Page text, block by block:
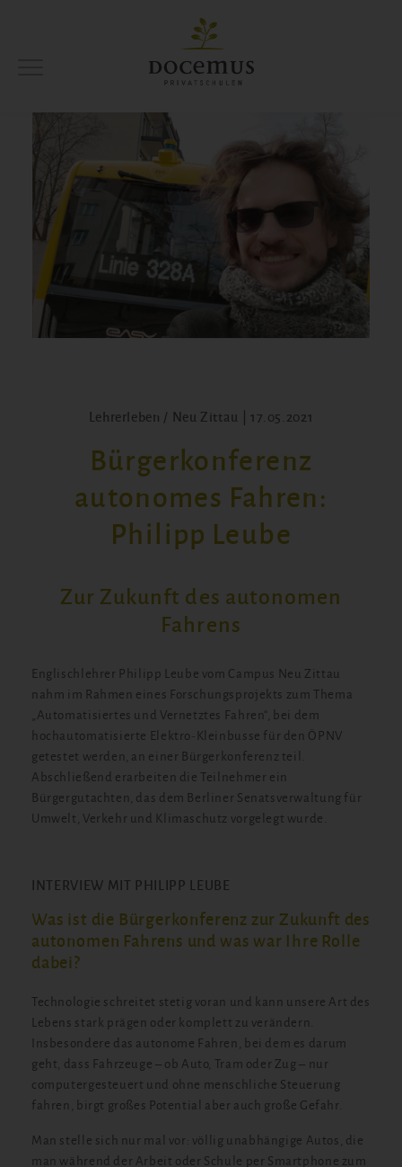
Lehrerleben / Neu Zittau | 17.05.2021
Bürgerkonferenz
autonomes Fahren:
Philipp Leube
Zur Zukunft des autonomen
Fahrens
Englischlehrer Philipp Leube vom Campus Neu Zittau
nahm im Rahmen eines Forschungsprojekts zum Thema
„Automatisiertes und Vernetztes Fahren“, bei dem
hochautomatisierte Elektro-Kleinbusse für den ÖPNV
getestet werden, an einer Bürgerkonferenz teil.
Abschließend erarbeiten die Teilnehmer ein
Bürgergutachten, das dem Berliner Senatsverwaltung für
Umwelt, Verkehr und Klimaschutz vorgelegt wurde.
INTERVIEW MIT PHILIPP LEUBE
Was ist die Bürgerkonferenz zur Zukunft des
autonomen Fahrens und was war Ihre Rolle
dabei?
Technologie schreitet stetig voran und kann unsere Art des
Lebens stark prägen oder komplett zu verändern.
Insbesondere das autonome Fahren, bei dem es darum
geht, dass Fahrzeuge – ob Auto, Tram oder Zug – nur
computergesteuert und ohne menschliche Steuerung
fahren, birgt großes Potential aber auch große Gefahr.
Man stelle sich nur mal vor: völlig unabhängige Autos, die
man während der Arbeit oder Schule per Smartphone zum